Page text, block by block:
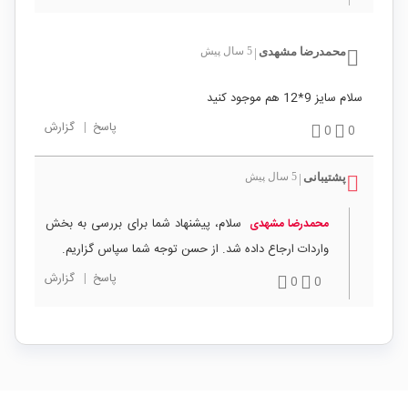
محمدرضا مشهدی 5 سال پیش
سلام سایز 9*12 هم موجود کنید
0
0 پاسخ | گزارش
پشتیبانی 5 سال پیش
محمدرضا مشهدی سلام، پیشنهاد شما برای بررسی به بخش
واردات ارجاع داده شد. از حسن توجه شما سپاس گزاریم.
0
0 پاسخ | گزارش